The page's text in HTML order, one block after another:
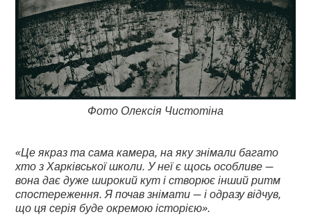
Фото Олексія Чистотіна
«Це якраз та сама камера, на яку знімали багато
хто з Харківської школи. У неї є щось особливе —
вона дає дуже широкий кут і створює інший ритм
спостереження. Я почав знімати — і одразу відчув,
що ця серія буде окремою історією».